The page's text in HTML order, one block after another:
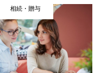
相続・贈与